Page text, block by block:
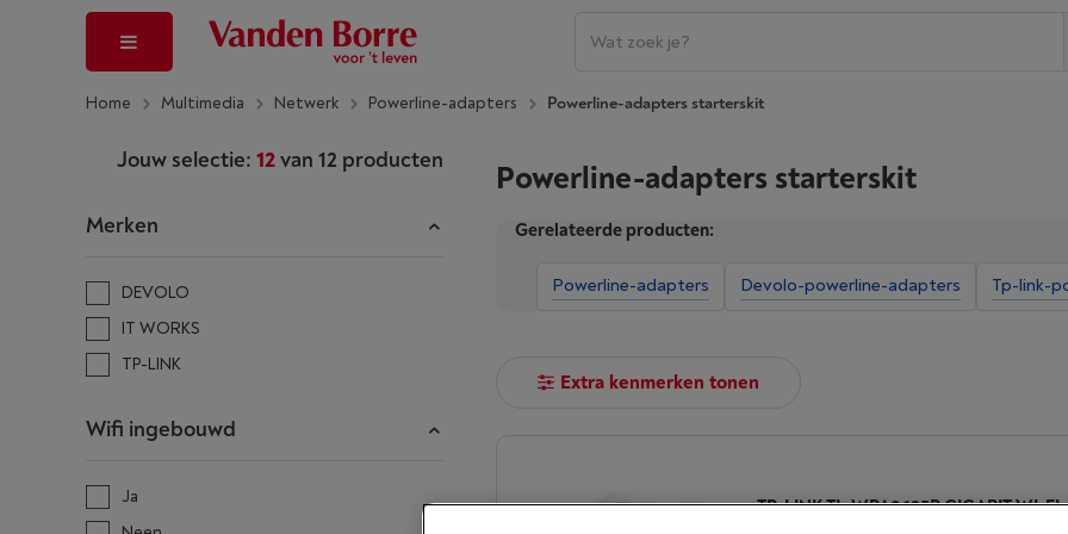
Home Multimedia Netwerk Powerline-adapters Powerline-adapters starterskit
Jouw selectie: 12van 12 producten
Merken
DEVOLO
IT WORKS
TP-LINK
Wifi ingebouwd
Ja
Powerline-adapters starterskit
Gerelateerde producten:
Powerline-adapters Devolo-powerline-adapters Tp-link-
Extra kenmerken tonen